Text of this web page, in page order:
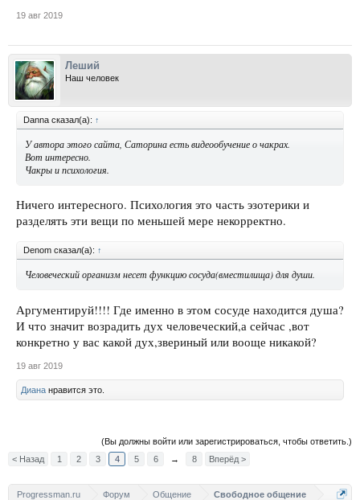
19 авг 2019
Леший
Наш человек
Danna сказал(а): ↑
У автора этого сайта, Саторина есть видеообучение о чакрах.
Вот интересно.
Чакры и психология.
Ничего интересного. Психология это часть эзотерики и
разделять эти вещи по меньшей мере некорректно.
Denom сказал(а): ↑
Человеческий организм несет функцию сосуда(вместилища) для души.
Аргументируй!!!! Где именно в этом сосуде находится душа?
И что значит возрадить дух человеческий,а сейчас ,вот
конкретно у вас какой дух,звериный или вооще никакой?
19 авг 2019
Диана нравится это.
(Вы должны войти или зарегистрироваться, чтобы ответить.)
< Назад
1 2 3 4 5 6 → 8 Вперёд >
Progressman.ru Форум Общение Свободное общение